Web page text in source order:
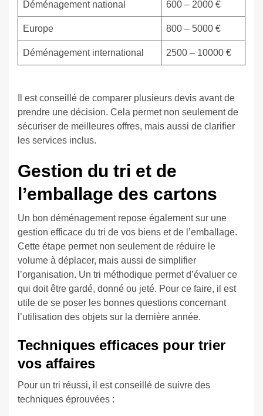
Déménagement national 600 – 2000 €
Europe 800 – 5000 €
Déménagement international 2500 – 10000 €
Il est conseillé de comparer plusieurs devis avant de
prendre une décision. Cela permet non seulement de
sécuriser de meilleures offres, mais aussi de clarifier
les services inclus.
Gestion du tri et de
l’emballage des cartons
Un bon déménagement repose également sur une
gestion efficace du tri de vos biens et de l’emballage.
Cette étape permet non seulement de réduire le
volume à déplacer, mais aussi de simplifier
l’organisation. Un tri méthodique permet d’évaluer ce
qui doit être gardé, donné ou jeté. Pour ce faire, il est
utile de se poser les bonnes questions concernant
l’utilisation des objets sur la dernière année.
Techniques efficaces pour trier
vos affaires
Pour un tri réussi, il est conseillé de suivre des
techniques éprouvées :